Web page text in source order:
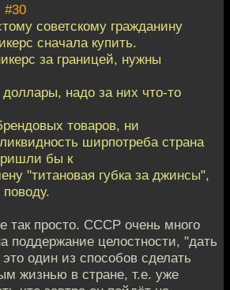
#30
советскому гражданину
сначала купить.
за границей, нужны
надо за них что-то
товаров, ни
ширпотреба страна
бы к
"титановая губка за джинсы",
так просто. СССР очень много
поддержание целостности, "дать
это один из способов сделать
жизнью в стране, т.е. уже